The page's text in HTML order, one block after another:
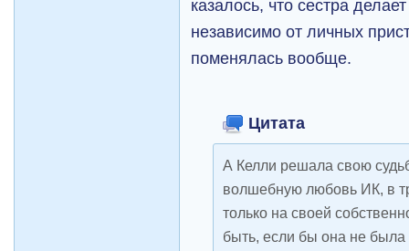
казалось, что сестра
независимо от личных
поменялась вообще.
Цитата
А Келли решала свою
волшебную любовь ИК, в
только на своей
быть, если бы она не была